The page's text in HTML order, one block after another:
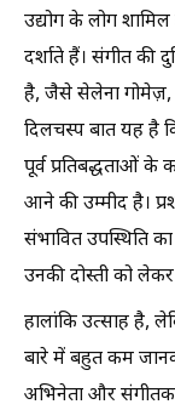
उद्योग के लोग
दर्शाते हैं। संगीत की
है, जैसे सेलेना गोमेज़,
दिलचस्प बात यह है
पूर्व प्रतिबद्धताओं
आने की उम्मीद है।
संभावित उपस्थिति
उनकी दोस्ती को
हालांकि उत्साह है,
बारे में बहुत कम
अभिनेता और